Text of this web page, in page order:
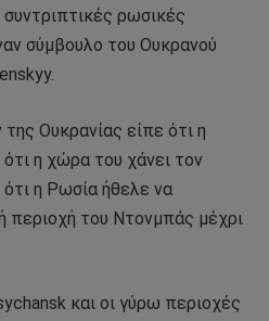
ρωσικές
σύμβουλο του Ουκρανού
Ουκρανίας είπε ότι η
η χώρα του χάνει τον
η Ρωσία ήθελε να
περιοχή του Ντονμπάς μέχρι
και οι γύρω περιοχές